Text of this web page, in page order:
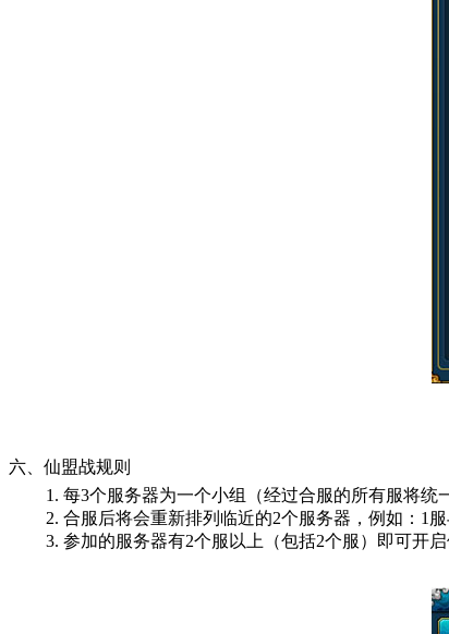
六、仙盟战规则
1. 每3个服务器为一个小组（经过合服的所有服将统
2. 合服后将会重新排列临近的2个服务器，例如：1
3. 参加的服务器有2个服以上（包括2个服）即可开